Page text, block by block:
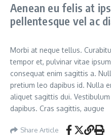
Aenean eu felis at
pellentesque vel ac
Morbi at neque tellus.
tempor et, pulvinar vitae
consequat enim sagittis a.
pretium leo dapibus id. Nulla
aliquet sagittis dui.
dapibus. Cras sagittis, augue
Share Article